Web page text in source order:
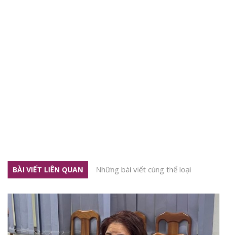
BÀI VIẾT LIÊN QUAN Những bài viết cùng thể loại